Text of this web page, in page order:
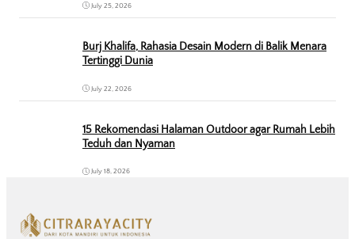
July 25, 2026
Burj Khalifa, Rahasia Desain Modern di Balik Menara
Tertinggi Dunia
July 22, 2026
15 Rekomendasi Halaman Outdoor agar Rumah Lebih
Teduh dan Nyaman
July 18, 2026